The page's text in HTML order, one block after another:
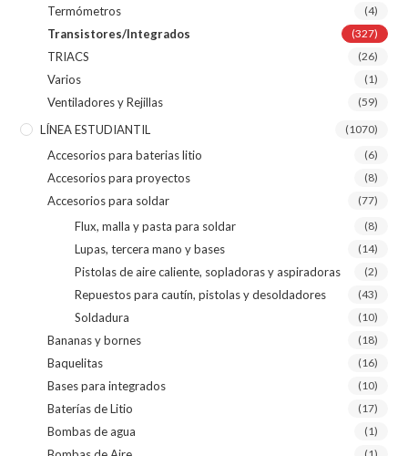
Termómetros (4)
Transistores/Integrados (327)
TRIACS (26)
Varios (1)
Ventiladores y Rejillas (59)
LÍNEA ESTUDIANTIL (1070)
Accesorios para baterias litio (6)
Accesorios para proyectos (8)
Accesorios para soldar (77)
Flux, malla y pasta para soldar (8)
Lupas, tercera mano y bases (14)
Pistolas de aire caliente, sopladoras y aspiradoras (2)
Repuestos para cautín, pistolas y desoldadores (43)
Soldadura (10)
Bananas y bornes (18)
Baquelitas (16)
Bases para integrados (10)
Baterías de Litio (17)
Bombas de agua (1)